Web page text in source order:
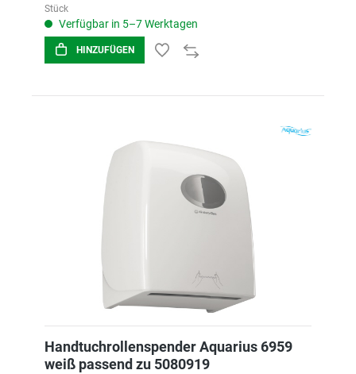
Stück
Verfügbar in 5–7 Werktagen
HINZUFÜGEN
Handtuchrollenspender Aquarius 6959
weiß passend zu 5080919